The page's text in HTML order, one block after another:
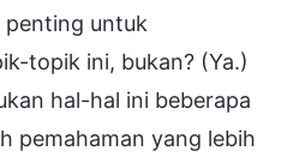
penting untuk
topik ini, bukan? (Ya.)
hal-hal ini beberapa
pemahaman yang lebih